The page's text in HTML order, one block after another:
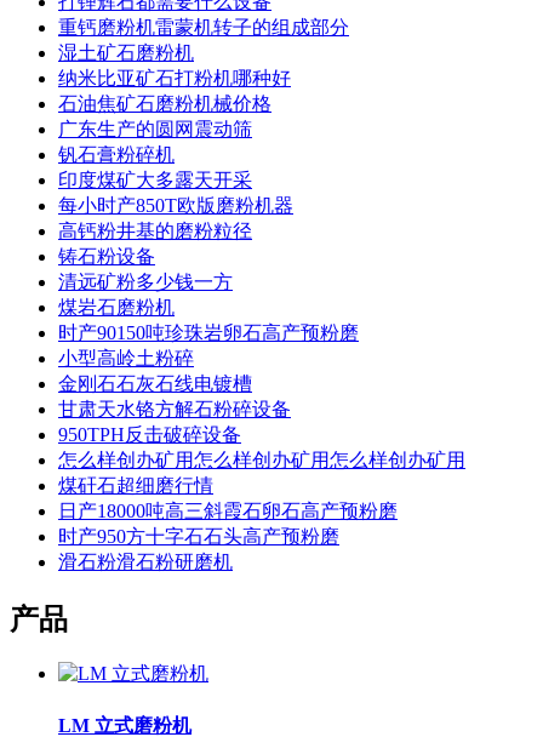
重钙磨粉机雷蒙机转子的组成部分
湿土矿石磨粉机
纳米比亚矿石打粉机哪种好
石油焦矿石磨粉机械价格
广东生产的圆网震动筛
钒石膏粉碎机
印度煤矿大多露天开采
每小时产850T欧版磨粉机器
高钙粉井基的磨粉粒径
铸石粉设备
清远矿粉多少钱一方
煤岩石磨粉机
时产90150吨珍珠岩卵石高产预粉磨
小型高岭土粉碎
金刚石石灰石线电镀槽
甘肃天水铬方解石粉碎设备
950TPH反击破碎设备
怎么样创办矿用怎么样创办矿用怎么样创办矿用
煤矸石超细磨行情
日产18000吨高三斜霞石卵石高产预粉磨
时产950方十字石石头高产预粉磨
滑石粉滑石粉研磨机
产品
LM 立式磨粉机